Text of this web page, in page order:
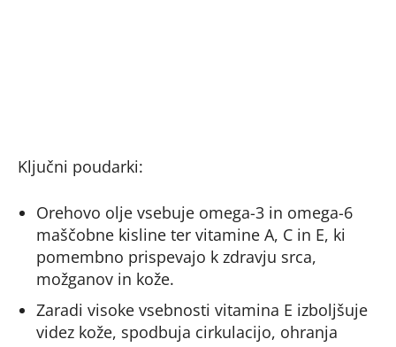
Ključni poudarki:
Orehovo olje vsebuje omega-3 in omega-6
maščobne kisline ter vitamine A, C in E, ki
pomembno prispevajo k zdravju srca,
možganov in kože.
Zaradi visoke vsebnosti vitamina E izboljšuje
videz kože, spodbuja cirkulacijo, ohranja